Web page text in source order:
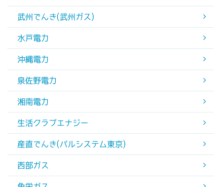
武州でんき(武州ガス)
水戸電力
沖縄電力
泉佐野電力
湘南電力
生活クラブエナジー
産直でんき(パルシステム東京)
西部ガス